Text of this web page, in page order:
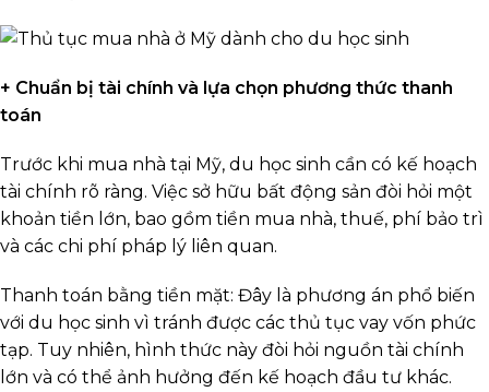
+ Chuẩn bị tài chính và lựa chọn phương thức thanh
toán
Trước khi mua nhà tại Mỹ, du học sinh cần có kế hoạch
tài chính rõ ràng. Việc sở hữu bất động sản đòi hỏi một
khoản tiền lớn, bao gồm tiền mua nhà, thuế, phí bảo trì
và các chi phí pháp lý liên quan.
Thanh toán bằng tiền mặt: Đây là phương án phổ biến
với du học sinh vì tránh được các thủ tục vay vốn phức
tạp. Tuy nhiên, hình thức này đòi hỏi nguồn tài chính
lớn và có thể ảnh hưởng đến kế hoạch đầu tư khác.